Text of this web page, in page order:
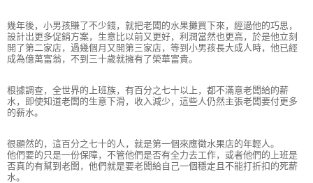
幾年後，小男孩賺了不少錢，就把老闆的水果攤買下來，經過他的巧思，
設計出更多促銷方案，生意比以前又更好，利潤當然也更高，於是他立刻
開了第二家店，過幾個月又開第三家店，等到小男孩長大成人時，他已經
成為億萬富翁，不到三十歲就擁有了榮華富貴。
根據調查，全世界的上班族，有百分之七十以上，都不滿意老闆給的薪
水，即使知道老闆的生意下滑，收入減少，這些人仍然主張老闆要付更多
的薪水。
很顯然的，這百分之七十的人，就是第一個來應徵水果店的年輕人。
他們要的只是一份保障，不管他們是否有全力去工作，或者他們的上班是
否真的有幫到老闆，他們就是要老闆給自己一個穩定且不能打折扣的死薪
水。